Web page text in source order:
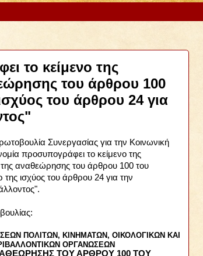
το κείμενο της
του άρθρου 100
του άρθρου 24 για
Συνεργασίας για την Κοινωνική
προσυπογράφει το κείμενο της
αναθεώρησης του άρθρου 100 του
ισχύος του άρθρου 24 για την
ΠΟΛΙΤΩΝ, ΚΙΝΗΜΑΤΩΝ, ΟΙΚΟΛΟΓΙΚΩΝ ΚΑΙ
ΟΡΓΑΝΩΣΕΩΝ
ΤΟΥ ΑΡΘΡΟΥ 100 ΤΟΥ